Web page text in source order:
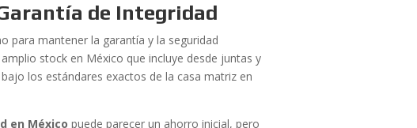
de Integridad
para mantener la garantía y la seguridad
stock en México que incluye desde juntas y
los estándares exactos de la casa matriz en
en México puede parecer un ahorro inicial, pero